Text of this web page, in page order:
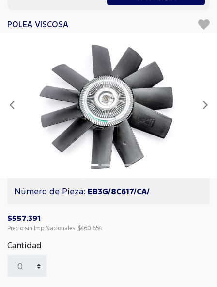
POLEA VISCOSA
Anterior
Número de Pieza: EB3G/8C617/CA/
$557.391
Precio sin Imp Nacionales: $460.654
Cantidad